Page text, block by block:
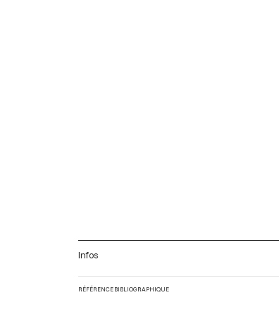
Infos
RÉFÉRENCE BIBLIOGRAPHIQUE